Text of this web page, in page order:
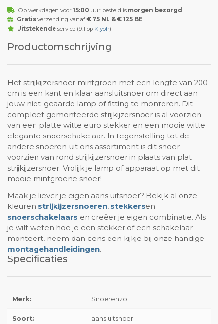
Op werkdagen voor 15:00 uur besteld is morgen bezorgd
Gratisverzending vanaf € 75 NL & € 125 BE
Uitstekendeservice (9.1 op Kiyoh)
Productomschrijving
Het strijkijzersnoer mintgroen met een lengte van 200
cm is een kant en klaar aansluitsnoer om direct aan
jouw niet-geaarde lamp of fitting te monteren. Dit
compleet gemonteerde strijkijzersnoer is al voorzien
van een platte witte euro stekker en een mooie witte
elegante snoerschakelaar. In tegenstelling tot de
andere snoeren uit ons assortiment is dit snoer
voorzien van rond strijkijzersnoer in plaats van plat
strijkijzersnoer. Vrolijk je lamp of apparaat op met dit
mooie mintgroene snoer!
Maak je liever je eigen aansluitsnoer? Bekijk al onze
kleuren strijkijzersnoeren, stekkersen
snoerschakelaars en creëer je eigen combinatie. Als
je wilt weten hoe je een stekker of een schakelaar
monteert, neem dan eens een kijkje bij onze handige
montagehandleidingen.
Specificaties
Merk: Snoerenzo
Soort: aansluitsnoer